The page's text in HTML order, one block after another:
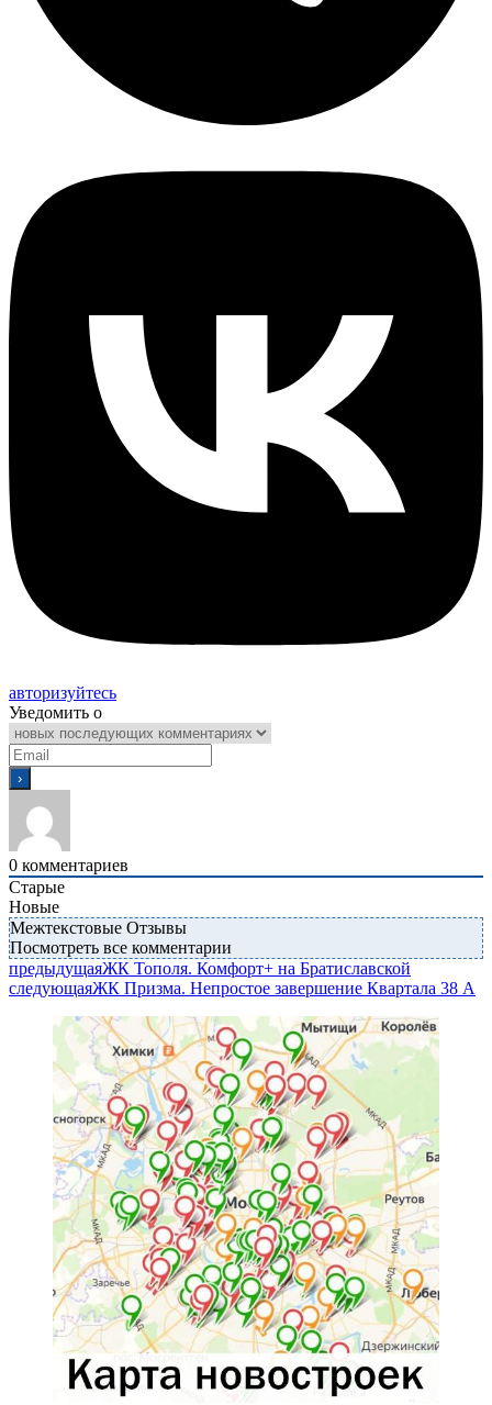
авторизуйтесь
Уведомить о
0 комментариев
Старые
Новые
Межтекстовые Отзывы
Посмотреть все комментарии
предыдущаяЖК Тополя. Комфорт+ на Братиславской
следующаяЖК Призма. Непростое завершение Квартала 38 А